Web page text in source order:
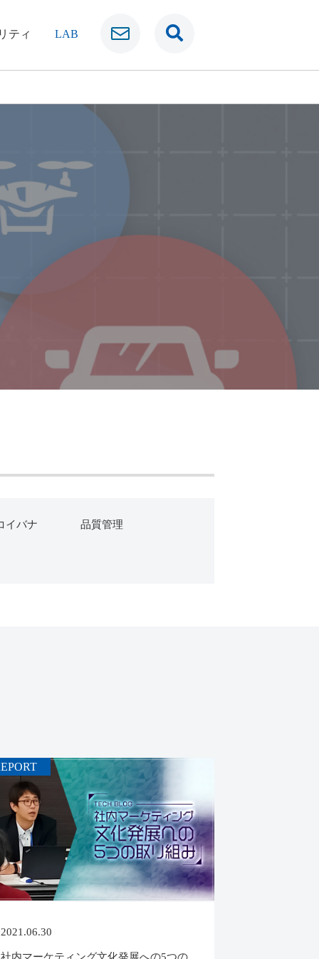
ティ LAB
イバナ 品質管理
2021.06.30